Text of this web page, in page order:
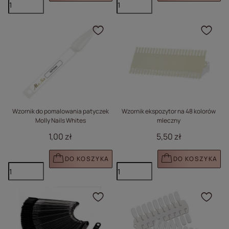
Wzornik do pomalowania patyczek
Molly Nails Whites
1,00 zł
DO KOSZYKA
Kliknij, aby dodać
Wzornik ekspozytor na 48 kolorów
mleczny
5,50 zł
DO KOSZYKA
Kliknij, aby dodać